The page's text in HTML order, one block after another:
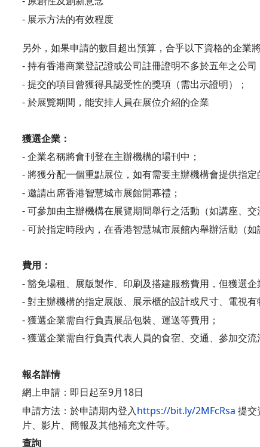
- 展示方法的有效程度
另外，如果申請的數目超出預算，合乎以下資格的企業
- 持有香港商業登記證或公司註冊證明不多於五年之公司
- 提交的項目曾獲得具認受性的獎項（需出示證明）；
- 於展覽期間，能安排人員在展位介紹的企業
獲選企業：
- 企業名稱將會刊登在主辦機構的場刊中；
- 將獲分配一個重點展位，如有需要主辦機構會提供指定
- 邀請出席香港智慧城市展館開幕禮；
- 可參加由主辦機構在展覽期間舉行之活動（如講座、交
- 可於指定時段內，在香港智慧城市展館內舉辦活動（
費用：
- 豁免場租、展版製作、印刷及搭建服務費用，但獲選企
- 對主辦機構的指定展版、展示櫃的設計或尺寸、電視
- 獲選企業需自行負責展品包裝、運送等費用；
- 獲選企業需自行負責代表人員的食宿、交通、參加交
報名詳情
網上申請：即日起至9月18日
申請方法：於申請期內登入https://bit.ly/2MFcRsa 提交
片、影片、簡報及其他補充文件等。
查詢